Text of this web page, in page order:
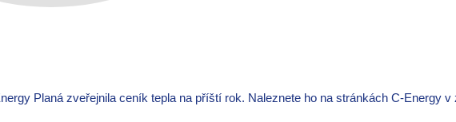
Planá zveřejnila ceník tepla na příští rok. Naleznete ho na stránkách C-Energy